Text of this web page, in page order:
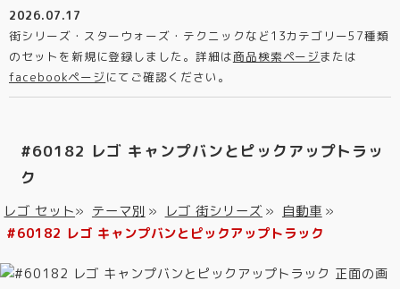
2026.07.17
街シリーズ・スターウォーズ・テクニックなど13カテゴリー57種類
のセットを新規に登録しました。詳細は商品検索ページまたは
facebookページ にてご確認ください。
#60182 レゴ キャンプバンとピックアップトラッ
ク
レゴ セット» テーマ別 » レゴ 街シリーズ » 自動車 »
#60182 レゴ キャンプバンとピックアップトラック